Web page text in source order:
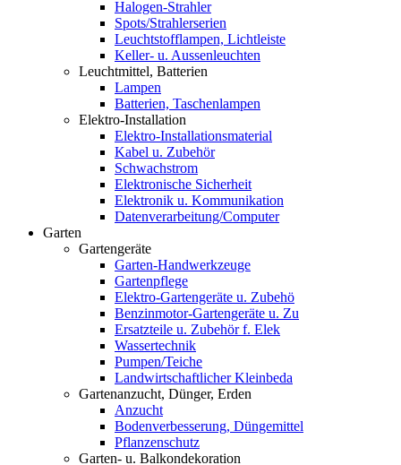
Halogen-Strahler
Spots/Strahlerserien
Leuchtstofflampen, Lichtleiste
Keller- u. Aussenleuchten
Leuchtmittel, Batterien
Lampen
Batterien, Taschenlampen
Elektro-Installation
Elektro-Installationsmaterial
Kabel u. Zubehör
Schwachstrom
Elektronische Sicherheit
Elektronik u. Kommunikation
Datenverarbeitung/Computer
Garten
Gartengeräte
Garten-Handwerkzeuge
Gartenpflege
Elektro-Gartengeräte u. Zubehö
Benzinmotor-Gartengeräte u. Zu
Ersatzteile u. Zubehör f. Elek
Wassertechnik
Pumpen/Teiche
Landwirtschaftlicher Kleinbeda
Gartenanzucht, Dünger, Erden
Anzucht
Bodenverbesserung, Düngemittel
Pflanzenschutz
Garten- u. Balkondekoration